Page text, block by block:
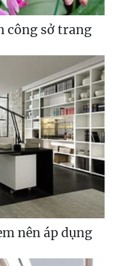
công sở trang
nên áp dụng